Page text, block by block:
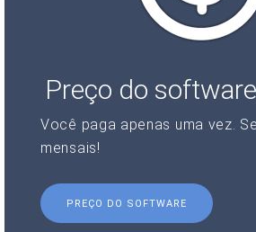
Preço do software
Você paga apenas uma vez.
mensais!
PREÇO DO SOFTWARE